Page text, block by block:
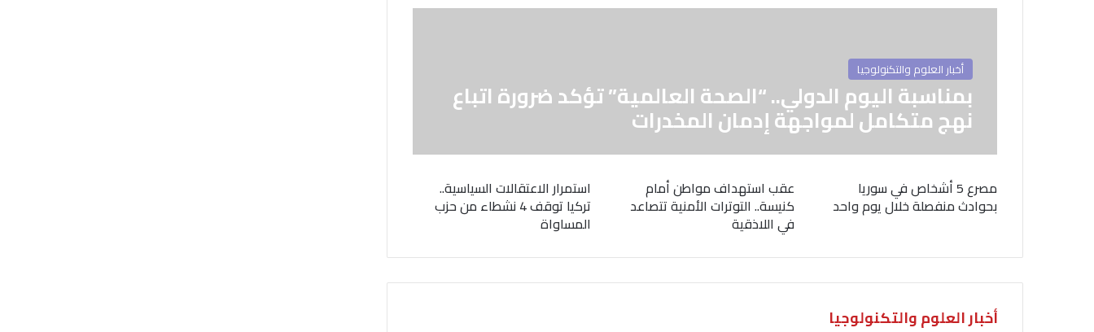
أخبار العلوم والتكنولوجيا
بمناسبة اليوم الدولي.. “الصحة العالمية” تؤكد ضرورة اتباع
نهج متكامل لمواجهة إدمان المخدرات
مصرع 5 أشخاص في سوريا
بحوادث منفصلة خلال يوم واحد
عقب استهداف مواطن أمام
كنيسة.. التوترات الأمنية تتصاعد
في اللاذقية
استمرار الاعتقالات السياسية..
تركيا توقف 4 نشطاء من حزب
المساواة
أخبار العلوم والتكنولوجيا